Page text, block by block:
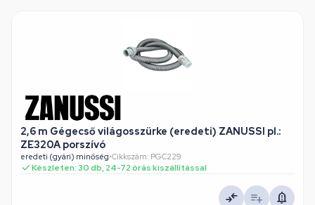
2,6 m Gégecső világosszürke (eredeti) ZANUSSI pl.:
ZE320A porszívó
eredeti (gyári) minőség•Cikkszám: PGC229
Készleten: 30 db, 24-72 órás kiszállítással